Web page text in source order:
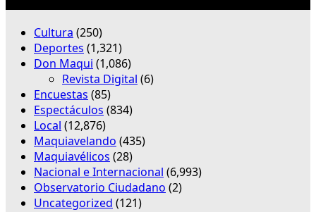
Cultura (250)
Deportes (1,321)
Don Maqui (1,086)
Revista Digital (6)
Encuestas (85)
Espectáculos (834)
Local (12,876)
Maquiavelando (435)
Maquiavélicos (28)
Nacional e Internacional (6,993)
Observatorio Ciudadano (2)
Uncategorized (121)